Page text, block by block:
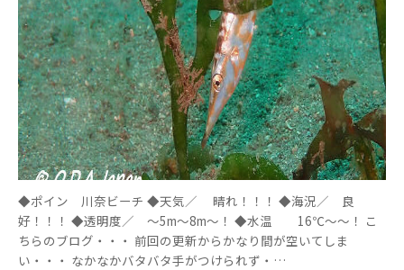
◆ポイン 川奈ビーチ ◆天気／ 晴れ！！！ ◆海況／ 良
好！！！ ◆透明度／ ～5m～8m～！ ◆水温 16℃～～！ こ
ちらのブログ・・・ 前回の更新からかなり間が空いてしま
い・・・ なかなかバタバタ手がつけられず・…